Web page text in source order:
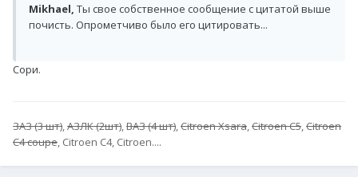
Mikhael, Ты свое собственное сообщение с цитатой выше
почисть. Опрометчиво было его цитировать...
Сори.
ЗАЗ (3 шт),АЗЛК (2шт),ВАЗ (4 шт),Citroen Xsara,Citroen C5,Citroen
C4 coupe, Citroen C4, Citroen....